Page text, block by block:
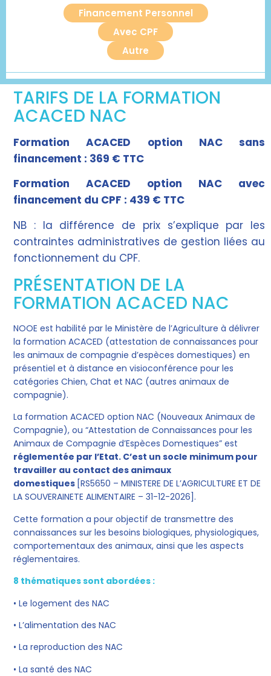
Financement Personnel
Avec CPF
Autre
TARIFS DE LA FORMATION
ACACED NAC
Formation ACACED option NAC sans
financement : 369 € TTC
Formation ACACED option NAC avec
financement du CPF : 439 € TTC
NB : la différence de prix s’explique par les
contraintes administratives de gestion liées au
fonctionnement du CPF.
PRÉSENTATION DE LA
FORMATION ACACED NAC
NOOE est habilité par le Ministère de l’Agriculture à délivrer
la formation ACACED (attestation de connaissances pour
les animaux de compagnie d’espèces domestiques) en
présentiel et à distance en visioconférence pour les
catégories Chien, Chat et NAC (autres animaux de
compagnie).
La formation ACACED option NAC (Nouveaux Animaux de
Compagnie), ou “Attestation de Connaissances pour les
Animaux de Compagnie d’Espèces Domestiques” est
réglementée par l’Etat. C’est un socle minimum pour
travailler au contact des animaux
domestiques [RS5650 – MINISTERE DE L’AGRICULTURE ET DE
LA SOUVERAINETE ALIMENTAIRE – 31-12-2026].
Cette formation a pour objectif de transmettre des
connaissances sur les besoins biologiques, physiologiques,
comportementaux des animaux, ainsi que les aspects
réglementaires.
8 thématiques sont abordées :
• Le logement des NAC
• L’alimentation des NAC
• La reproduction des NAC
• La santé des NAC